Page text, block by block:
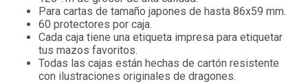
Para cartas de tamaño japones de hasta 86x59 mm.
60 protectores por caja.
Cada caja tiene una etiqueta impresa para etiquetar
tus mazos favoritos.
Todas las cajas están hechas de cartón resistente
con ilustraciones originales de dragones.